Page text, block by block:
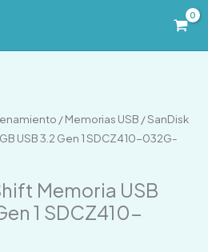
/Memorias USB / SanDisk
USB 3.2 Gen 1 SDCZ410-032G-
Memoria USB
1 SDCZ410-